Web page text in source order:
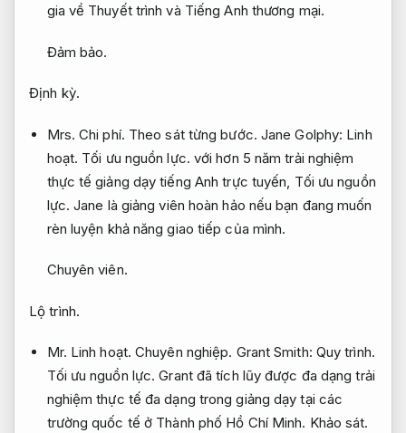
gia về Thuyết trình và Tiếng Anh thương mại.
Đảm bảo.
Định kỳ.
Mrs. Chi phí. Theo sát từng bước. Jane Golphy: Linh
hoạt. Tối ưu nguồn lực. với hơn 5 năm trải nghiệm
thực tế giảng dạy tiếng Anh trực tuyến, Tối ưu nguồn
lực. Jane là giảng viên hoàn hảo nếu bạn đang muốn
rèn luyện khả năng giao tiếp của mình.
Chuyên viên.
Lộ trình.
Mr. Linh hoạt. Chuyên nghiệp. Grant Smith: Quy trình.
Tối ưu nguồn lực. Grant đã tích lũy được đa dạng trải
nghiệm thực tế đa dạng trong giảng dạy tại các
trường quốc tế ở Thành phố Hồ Chí Minh. Khảo sát.